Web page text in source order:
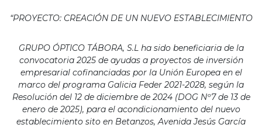
“PROYECTO: CREACIÓN DE UN NUEVO ESTABLECIMIENTO
GRUPO ÓPTICO TÁBORA, S.L ha sido beneficiaria de la
convocatoria 2025 de ayudas a proyectos de inversión
empresarial cofinanciadas por la Unión Europea en el
marco del programa Galicia Feder 2021-2028, según la
Resolución del 12 de diciembre de 2024 (DOG Nº7 de 13 de
enero de 2025), para el acondicionamiento del nuevo
establecimiento sito en Betanzos, Avenida Jesús García